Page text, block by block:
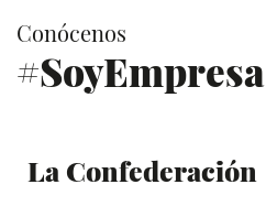
Conócenos
#SoyEmpresa
La Confederación